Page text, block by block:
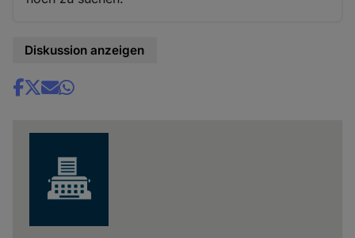
Diskussion anzeigen
Share